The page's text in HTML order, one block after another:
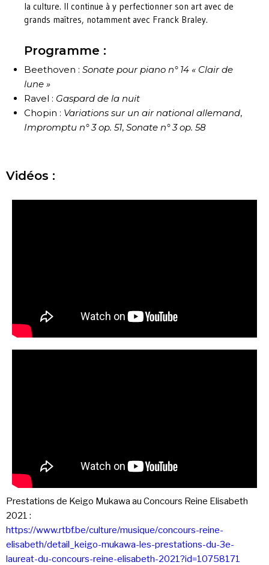
la culture. Il continue à y perfectionner son art avec de
grands maîtres, notamment avec Franck Braley.
Programme :
Beethoven : Sonate pour piano n° 14 « Clair de
lune »
Ravel : Gaspard de la nuit
Chopin : Variations sur un air national allemand,
Impromptu n° 3 op. 51, Sonate n° 3 op. 58
Vidéos :
Prestations de Keigo Mukawa au Concours Reine Elisabeth
2021 :
https://www.rtbf.be/culture/musique/concours-reine-
elisabeth/detail_keigo-mukawa-les-prestations-du-3e-
laureat-du-concours-reine-elisabeth-2021?id=10758171